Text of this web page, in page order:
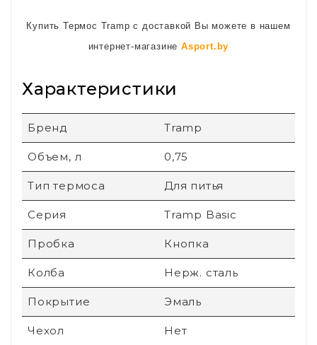
Купить Термос Tramp с доставкой Вы можете в нашем
интернет-магазинеAsport.by
Характеристики
Бренд Tramp
Объем, л 0,75
Тип термоса Для питья
Серия Tramp Basic
Пробка Кнопка
Колба Нерж. сталь
Покрытие Эмаль
Чехол Нет